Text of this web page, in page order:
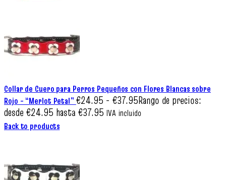
Collar de Cuero para Perros Pequeños con Flores Blancas sobre
Rojo – “Merlot Petal” €24.95 - €37.95Rango de precios:
desde €24.95 hasta €37.95 IVA incluido
Back to products